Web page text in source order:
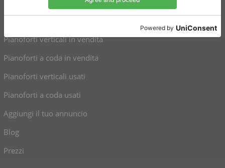
Collegamenti
Pianoforti verticali in vendita
Pianoforti a coda in vendita
Pianoforti verticali usati
Pianoforti a coda usati
Aggiungi il tuo annuncio
Blog
Prezzi